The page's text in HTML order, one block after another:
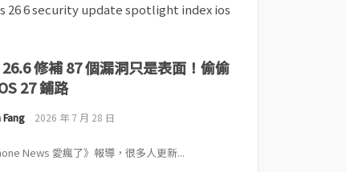
26.6 修補 87 個漏洞只是表面！偷偷
27 鋪路
2026 年 7 月 28 日
News 愛瘋了》報導，很多人更新...